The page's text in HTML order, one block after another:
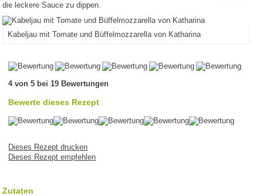
die leckere Sauce zu dippen.
Kabeljau mit Tomate und Büffelmozzarella von Katharina
4 von 5 bei 19 Bewertungen
Bewerte dieses Rezept
Dieses Rezept drucken
Dieses Rezept empfehlen
Zutaten